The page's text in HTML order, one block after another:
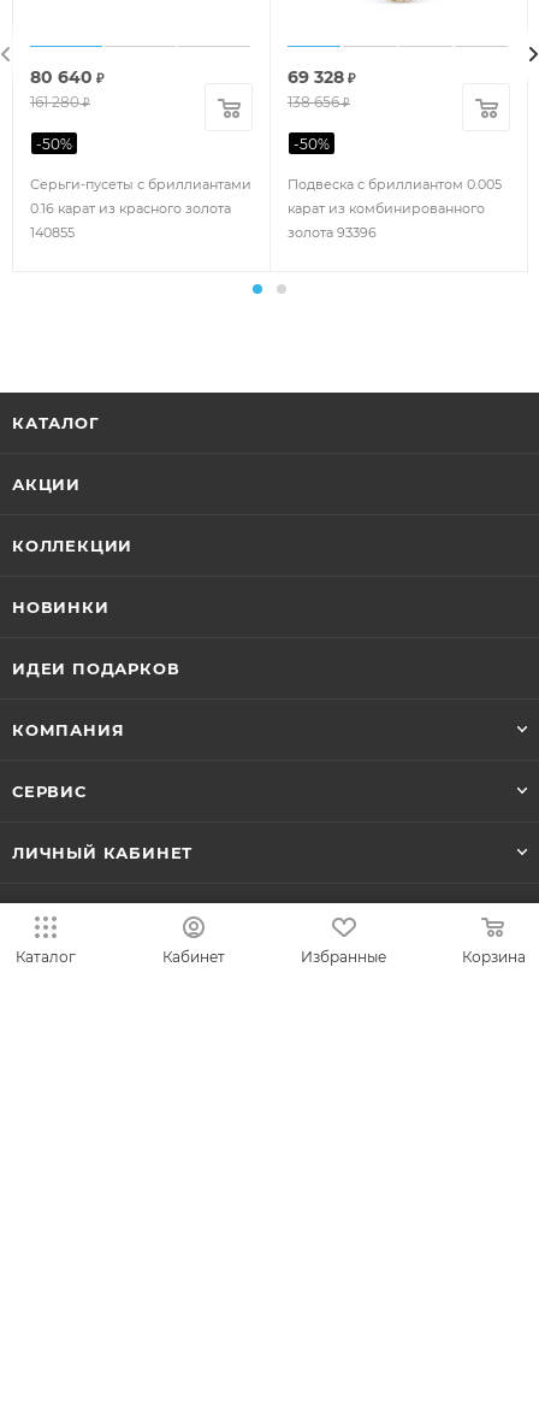
Серьги-пусеты с бриллиантами
0.16 карат из красного золота
140855
80 640 ₽
161 280₽
-50%
Подвеска с бриллиантом 0.005
карат из комбинированного
золота 93396
69 328 ₽
138 656₽
-50%
КАТАЛОГ
АКЦИИ
КОЛЛЕКЦИИ
НОВИНКИ
ИДЕИ ПОДАРКОВ
КОМПАНИЯ
СЕРВИС
ЛИЧНЫЙ КАБИНЕТ
8-800-700-50-69
Каталог Кабинет Избранные Корзина